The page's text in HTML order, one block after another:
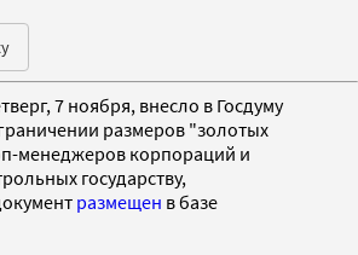
7 ноября, внесло в Госдуму
размеров "золотых
менеджеров корпораций и
государству,
размещен в базе